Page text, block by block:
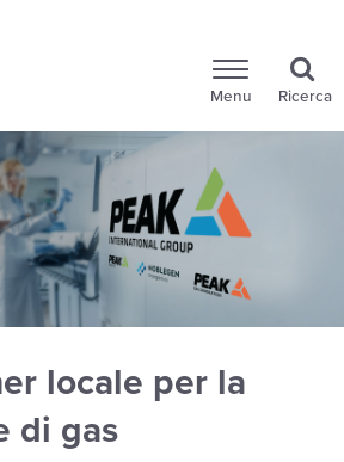
Menu Ricerca
locale per la
di gas